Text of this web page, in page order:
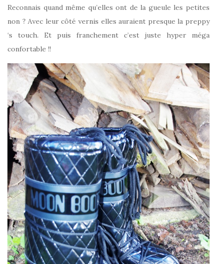
Reconnais quand même qu’elles ont de la gueule les petites
non ? Avec leur côté vernis elles auraient presque la preppy
‘s touch. Et puis franchement c’est juste hyper méga
confortable !!